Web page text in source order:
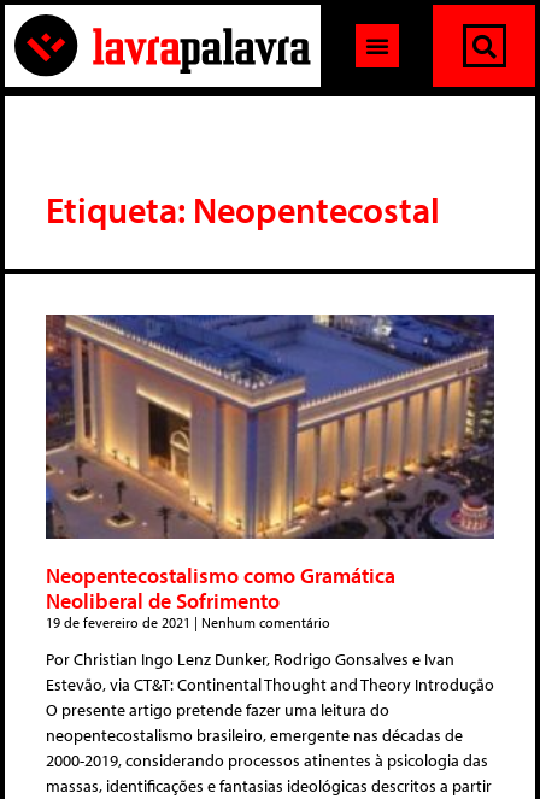
Etiqueta: Neopentecostal
Neopentecostalismo como Gramática
Neoliberal de Sofrimento
19 de fevereiro de 2021 Nenhum comentário
Por Christian Ingo Lenz Dunker, Rodrigo Gonsalves e Ivan
Estevão, via CT&T: Continental Thought and Theory Introdução
O presente artigo pretende fazer uma leitura do
neopentecostalismo brasileiro, emergente nas décadas de
2000-2019, considerando processos atinentes à psicologia das
massas, identificações e fantasias ideológicas descritos a partir